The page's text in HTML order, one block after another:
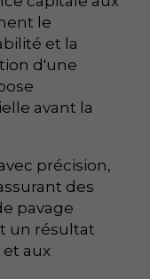
le
et la
d'une
avant la
précision,
des
pavage
un résultat
aux